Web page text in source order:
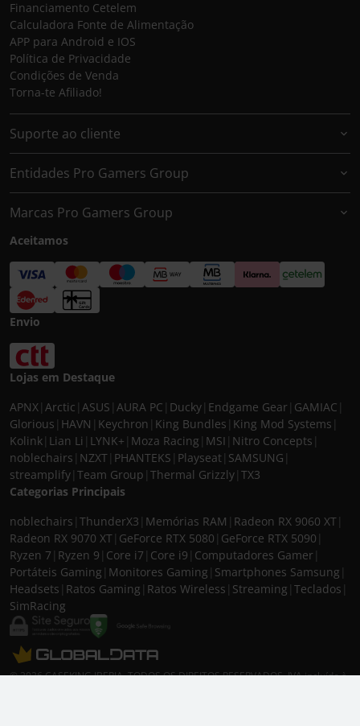
Financiamento Cetelem
Calculadora Fonte de Alimentação
APP para Android e IOS
Política de Privacidade
Condições de Venda
Torna-te Afiliado!
Suporte ao cliente
Entidades Pro Gamers Group
Marcas Pro Gamers Group
Aceitamos
Envio
Lojas em Destaque
APNX Arctic ASUS AURA PC Ducky Endgame Gear GAMIAC
Glorious HAVN Keychron King Bundles King Mod Systems
Kolink Lian Li LYNK+ Moza Racing MSI Nitro Concepts
noblechairs NZXT PHANTEKS Playseat SAMSUNG
streamplify Team Group Thermal Grizzly TX3
Categorias Principais
noblechairs ThunderX3 Memórias RAM Radeon RX 9060 XT
Radeon RX 9070 XT GeForce RTX 5080 GeForce RTX 5090
Ryzen 7 Ryzen 9 Core i7 Core i9 Computadores Gamer
Portáteis Gaming Monitores Gaming Smartphones Samsung
Headsets Ratos Gaming Ratos Wireless Streaming Teclados
SimRacing
© 2026 CASEKING IBERIA. TODOS OS DIREITOS RESERVADOS. IVA incluído à